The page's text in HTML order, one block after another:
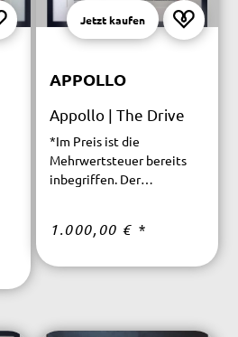
Jetzt kaufen
APPOLLO
Appollo | The Drive
*Im Preis ist die
Mehrwertsteuer bereits
inbegriffen. Der
kostenfrei.
1.000,00 € *